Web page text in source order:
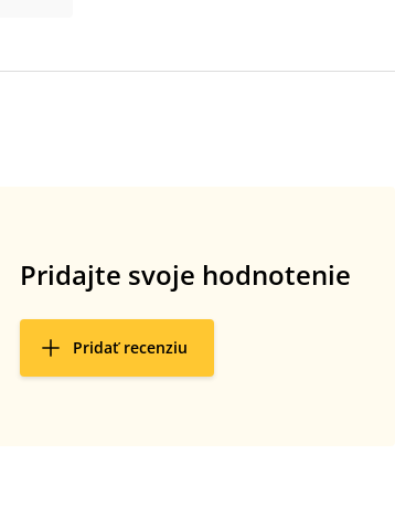
Pridajte svoje hodnotenie
Pridať recenziu